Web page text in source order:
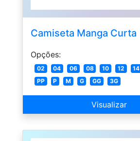
Camiseta Manga Curta
Opções:
02 04 06 08 10 12 14
PP
P M G GG 3G
Visualizar